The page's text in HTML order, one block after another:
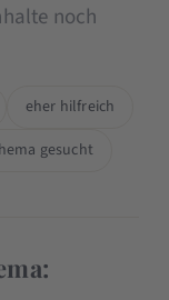
noch
eher hilfreich
gesucht